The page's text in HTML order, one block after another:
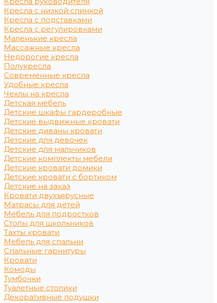
Кресла с низкой спинкой
Кресла с подставками
Кресла с регулировками
Маленькие кресла
Массажные кресла
Недорогие кресла
Полукресла
Современные кресла
Удобные кресла
Чехлы на кресла
Детская мебель
Детские шкафы гардеробные
Детские выдвижные кровати
Детские диваны кровати
Детские для девочек
Детские для мальчиков
Детские комплекты мебели
Детские кровати домики
Детские кровати с бортиком
Детские на заказ
Кровати двухъярусные
Матрасы для детей
Мебель для подростков
Столы для школьников
Тахты кровати
Мебель для спальни
Спальные гарнитуры
Кровати
Комоды
Тумбочки
Туалетные столики
Декоративные подушки